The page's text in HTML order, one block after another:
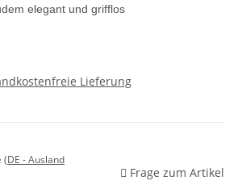
elegant und grifflos
Lieferung
(DE - Ausland
Frage zum Artikel